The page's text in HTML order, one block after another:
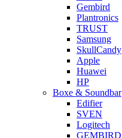
Gembird
Plantronics
TRUST
Samsung
SkullCandy
Apple
Huawei
HP
Boxe & Soundbar
Edifier
SVEN
Logitech
GEMBIRD